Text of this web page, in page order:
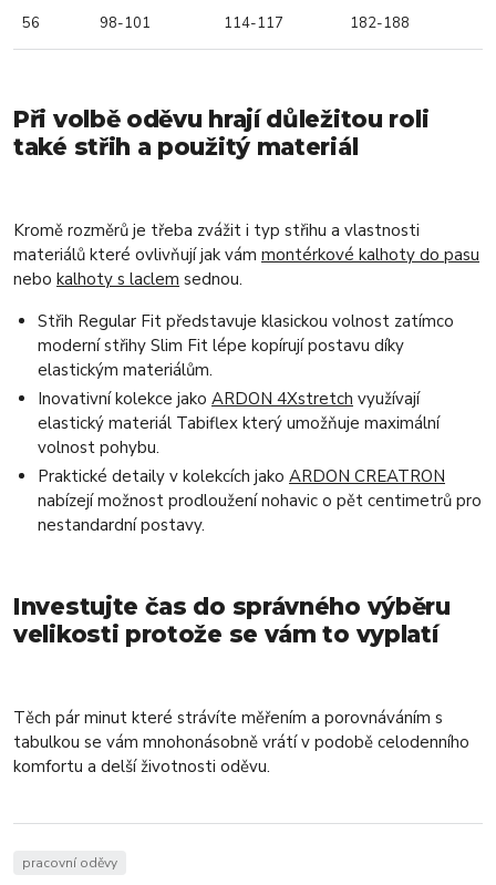
56 98-101 114-117 182-188
Při volbě oděvu hrají důležitou roli
také střih a použitý materiál
Kromě rozměrů je třeba zvážit i typ střihu a vlastnosti
materiálů které ovlivňují jak vám montérkové kalhoty do pasu
nebo kalhoty s laclem sednou.
Střih Regular Fit představuje klasickou volnost zatímco
moderní střihy Slim Fit lépe kopírují postavu díky
elastickým materiálům.
Inovativní kolekce jako ARDON 4Xstretch využívají
elastický materiál Tabiflex který umožňuje maximální
volnost pohybu.
Praktické detaily v kolekcích jako ARDON CREATRON
nabízejí možnost prodloužení nohavic o pět centimetrů pro
nestandardní postavy.
Investujte čas do správného výběru
velikosti protože se vám to vyplatí
Těch pár minut které strávíte měřením a porovnáváním s
tabulkou se vám mnohonásobně vrátí v podobě celodenního
komfortu a delší životnosti oděvu.
pracovní oděvy